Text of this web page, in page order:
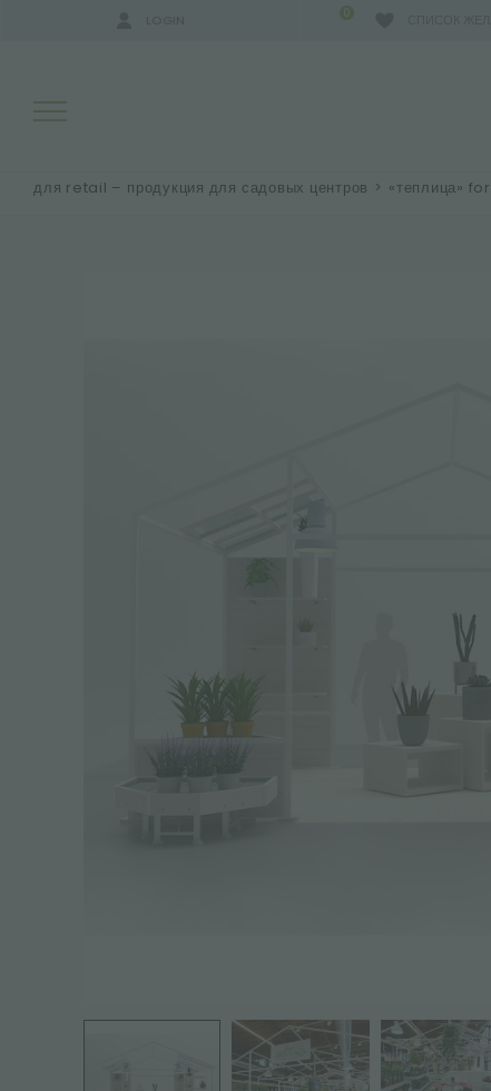
0
для retail – продукция для садовых центров > «теплица»